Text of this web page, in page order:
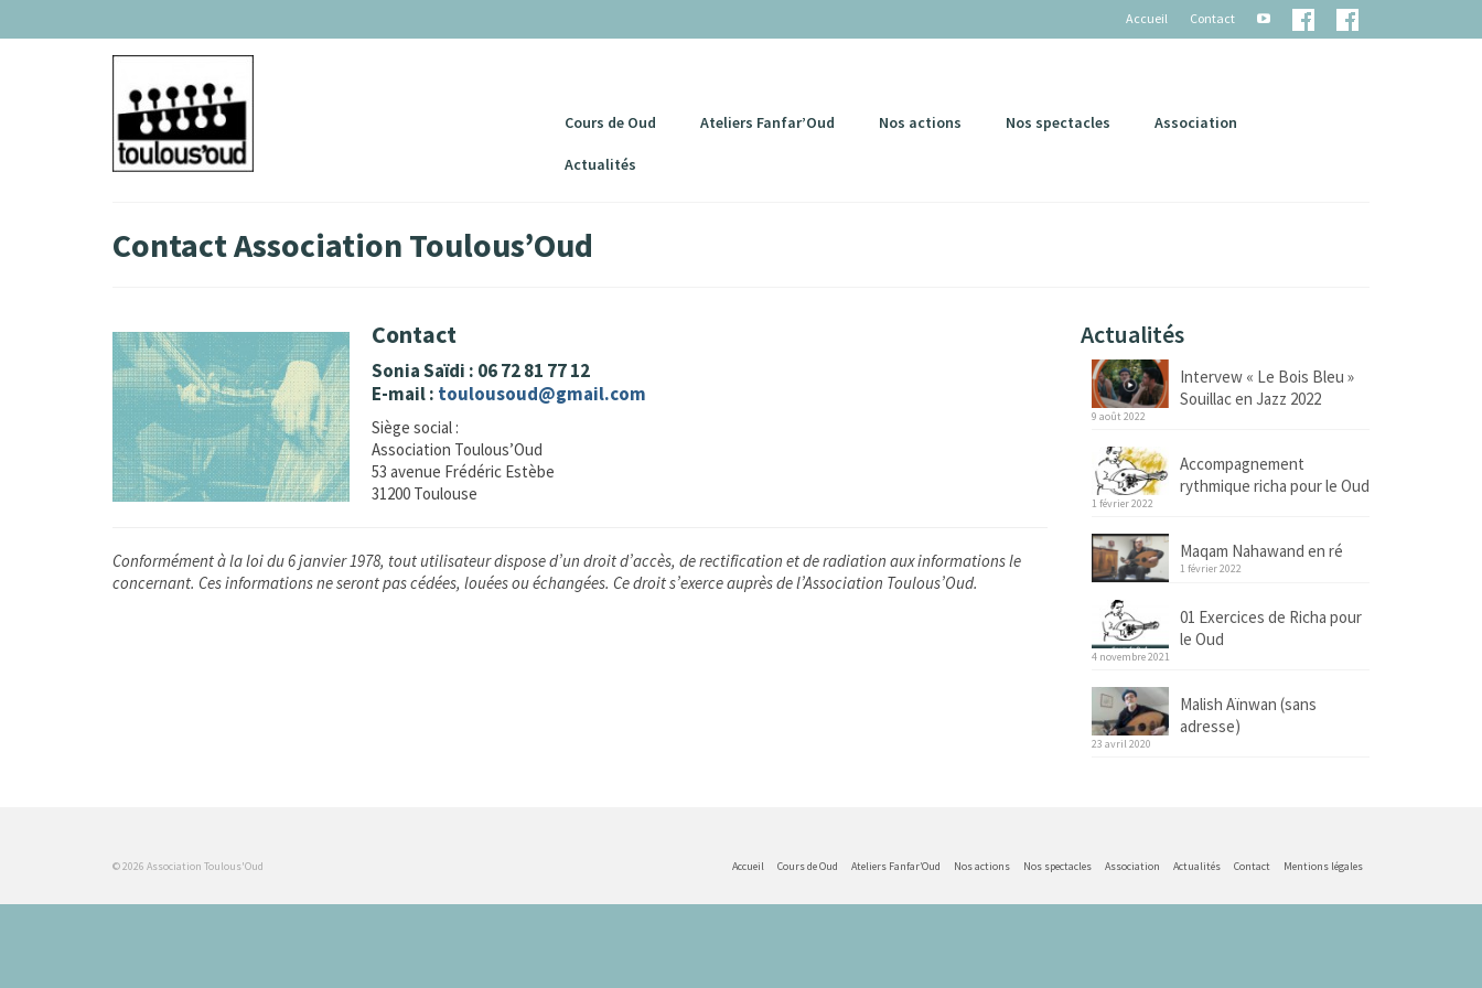
Accueil Contact
Cours de Oud Ateliers Fanfar’Oud Nos actions Nos spectacles Association
Actualités
Contact Association Toulous’Oud
Contact
Sonia Saïdi : 06 72 81 77 12
E-mail : toulousoud@gmail.com
Siège social :
Association Toulous’Oud
53 avenue Frédéric Estèbe
31200 Toulouse
Conformément à la loi du 6 janvier 1978, tout utilisateur dispose d’un droit d’accès, de rectification et de radiation aux informations le
concernant. Ces informations ne seront pas cédées, louées ou échangées. Ce droit s’exerce auprès de l’Association Toulous’Oud.
Actualités
Intervew « Le Bois Bleu »
Souillac en Jazz 2022
9 août 2022
Accompagnement
rythmique richa pour le Oud
1 février 2022
Maqam Nahawand en ré
1 février 2022
01 Exercices de Richa pour
le Oud
4 novembre 2021
Malish Aïnwan (sans
adresse)
23 avril 2020
Accueil Cours de Oud Ateliers Fanfar’Oud Nos actions Nos spectacles Association Actualités Contact Mentions légales
© 2026 Association Toulous'Oud